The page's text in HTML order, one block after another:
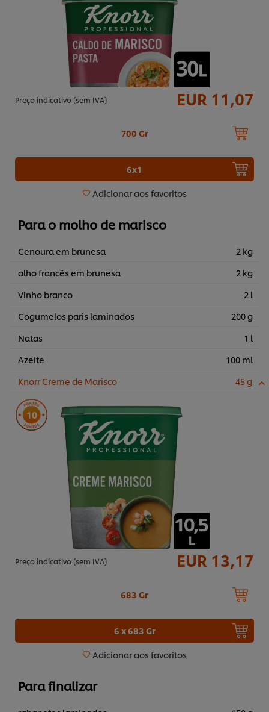
Preço indicativo (sem IVA) EUR 11,07
700 Gr
6x1
Adicionar aos favoritos
Para o molho de marisco
Cenoura em brunesa
2 kg
alho francês em brunesa
2 kg
Vinho branco
2 l
Cogumelos paris laminados
200 g
Natas
1 l
Azeite
100 ml
Knorr Creme de Marisco
45 g
10
Preço indicativo (sem IVA) EUR 13,17
683 Gr
6 x 683 Gr
Adicionar aos favoritos
Para finalizar